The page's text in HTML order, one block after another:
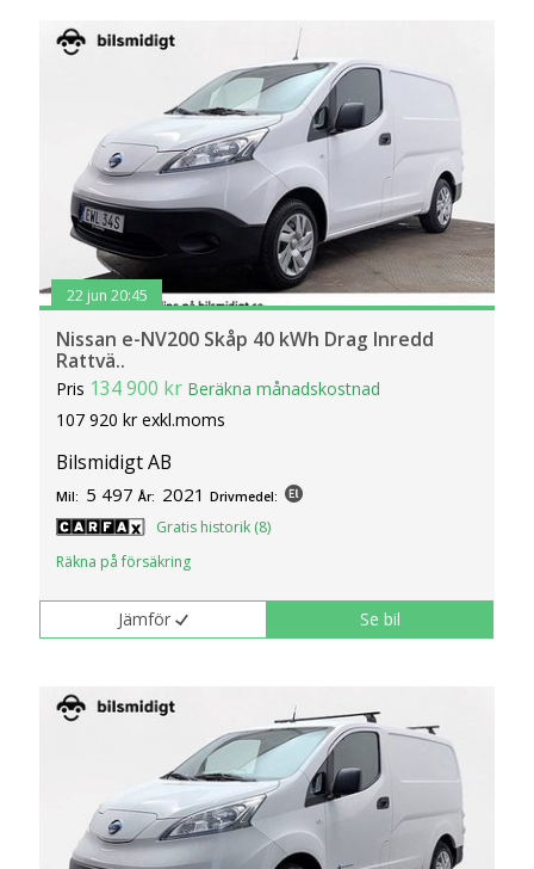
22 jun 20:45
Nissan e-NV200 Skåp 40 kWh Drag Inredd
Rattvä..
Pris 134 900 kr Beräkna månadskostnad
107 920 kr exkl.moms
Bilsmidigt AB
Mil: 5 497 År: 2021 Drivmedel:
Gratis historik (8)
Räkna på försäkring
Jämför Se bil